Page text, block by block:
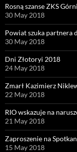
Rosną szanse ZKS
30 May 2018
Powiat szuka partnera
30 May 2018
Dni Złotoryi 2018
24 May 2018
Zmarł Kazimierz
22 May 2018
RIO wskazuje na
21 May 2018
Zaproszenie na
15 May 2018